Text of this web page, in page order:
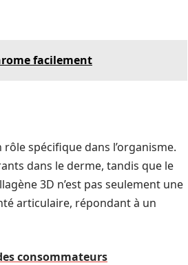
facilement
spécifique dans l’organisme.
dans le derme, tandis que le
3D n’est pas seulement une
articulaire, répondant à un
consommateurs